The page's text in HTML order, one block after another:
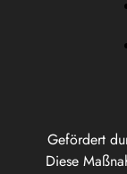
Gefördert
Diese